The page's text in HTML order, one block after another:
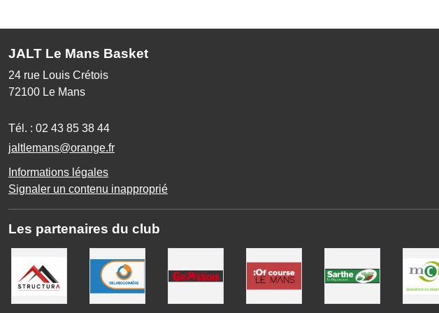
JALT Le Mans Basket
24 rue Louis Crétois
72100 Le Mans
Tél. : 02 43 85 38 44
jaltlemans@orange.fr
Informations légales
Signaler un contenu inapproprié
Les partenaires du club